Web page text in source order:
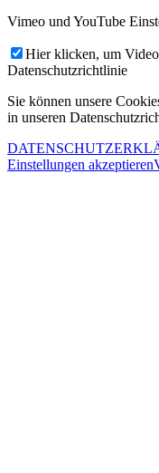
Vimeo und YouTube
Hier klicken, um
Datenschutzrichtlinie
Sie können unsere
in unseren
Einstellungen akzeptieren